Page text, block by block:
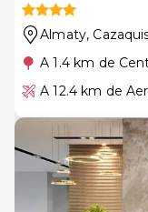
Almaty,
A 1.4 km de
A 12.4 km de